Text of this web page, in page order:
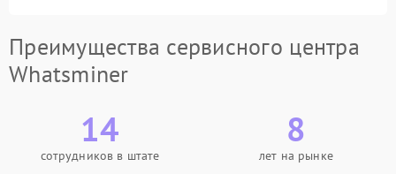
Преимущества сервисного центра
Whatsminer
14
сотрудников в штате
8
лет на рынке